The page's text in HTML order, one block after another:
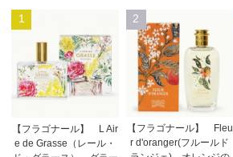
1
【フラゴナール】 L Air
e de Grasse（レール・
2
【フラゴナール】 Fleu
r d'oranger(フルールド